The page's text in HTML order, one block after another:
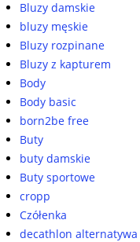
Bluzy damskie
bluzy męskie
Bluzy rozpinane
Bluzy z kapturem
Body
Body basic
born2be free
Buty
buty damskie
Buty sportowe
cropp
Czółenka
decathlon alternatywa